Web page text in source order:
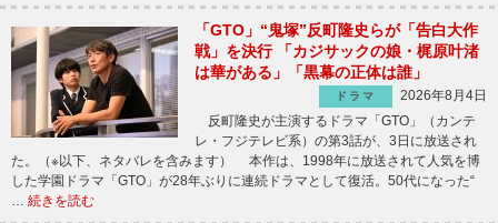
「GTO」“鬼塚”反町隆史らが「告白大作
戦」を決行 「カジサックの娘・梶原叶渚
は華がある」「黒幕の正体は誰」
ドラマ
2026年8月4日
反町隆史が主演するドラマ「GTO」（カンテ
レ・フジテレビ系）の第3話が、3日に放送され
た。（※以下、ネタバレを含みます） 本作は、1998年に放送されて人気を博
した学園ドラマ「GTO」が28年ぶりに連続ドラマとして復活。50代になった“
… 続きを読む